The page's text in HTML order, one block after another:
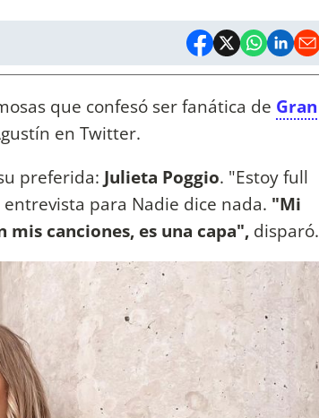
que confesó ser fanática de Gran
en Twitter.
preferida: Julieta Poggio. "Estoy full
para Nadie dice nada. "Mi
canciones, es una capa", disparó.